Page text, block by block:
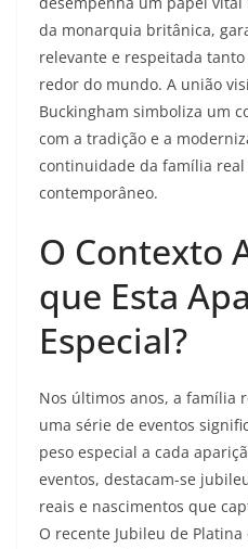
da monarquia britânica,
relevante e respeitada
redor do mundo. A união
Buckingham simboliza um
com a tradição e a
continuidade da família
contemporâneo.
O Contexto
que Esta
Especial?
Nos últimos anos, a família
uma série de eventos
peso especial a cada
eventos, destacam-se
reais e nascimentos que
O recente Jubileu de